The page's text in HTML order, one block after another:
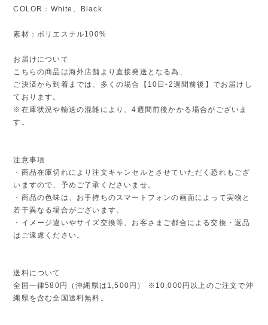
COLOR：White、Black
素材：ポリエステル100%
お届けについて
こちらの商品は海外店舗より直接発送となる為、
ご決済から到着までは、多くの場合【10日-2週間前後】でお届けし
ております。
※在庫状況や輸送の混雑により、4週間前後かかる場合がございま
す。
注意事項
・商品在庫切れにより注文キャンセルとさせていただく恐れもござ
いますので、予めご了承くださいませ。
・商品の色味は、お手持ちのスマートフォンの画面によって実物と
若干異なる場合がございます。
・イメージ違いやサイズ交換等、お客さまご都合による交換・返品
はご遠慮ください。
送料について
全国一律580円（沖縄県は1,500円） ※10,000円以上のご注文で沖
縄県を含む全国送料無料。